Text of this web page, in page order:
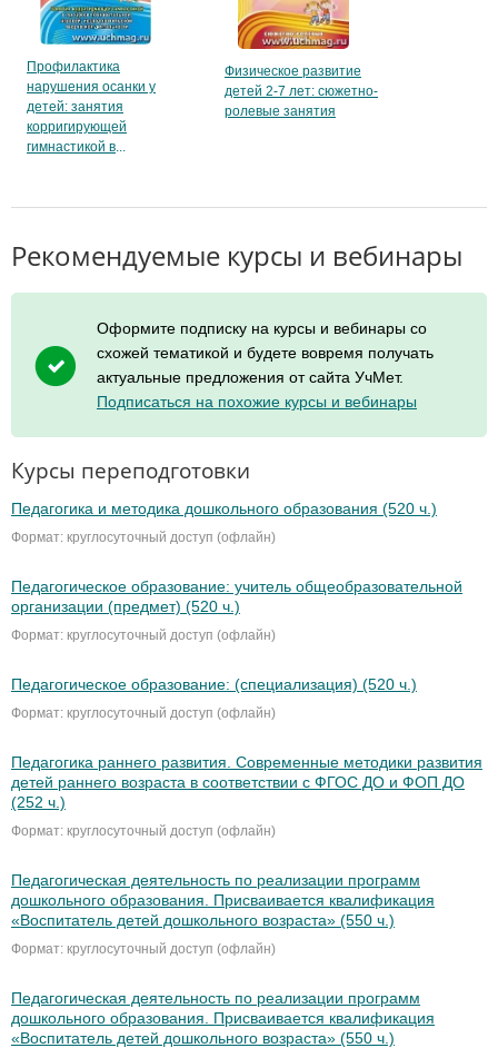
Профилактика
нарушения осанки у
детей: занятия
корригирующей
гимнастикой в
Физическое развитие
детей 2-7 лет: сюжетно-
ролевые занятия
Рекомендуемые курсы и вебинары
Оформите подписку на курсы и вебинары со
схожей тематикой и будете вовремя получать
актуальные предложения от сайта УчМет.
Подписаться на похожие курсы и вебинары
Курсы переподготовки
Педагогика и методика дошкольного образования (520 ч.)
Формат: круглосуточный доступ (офлайн)
Педагогическое образование: учитель общеобразовательной
организации (предмет) (520 ч.)
Формат: круглосуточный доступ (офлайн)
Педагогическое образование: (специализация) (520 ч.)
Формат: круглосуточный доступ (офлайн)
Педагогика раннего развития. Современные методики развития
детей раннего возраста в соответствии с ФГОС ДО и ФОП ДО
(252 ч.)
Формат: круглосуточный доступ (офлайн)
Педагогическая деятельность по реализации программ
дошкольного образования. Присваивается квалификация
«Воспитатель детей дошкольного возраста» (550 ч.)
Формат: круглосуточный доступ (офлайн)
Педагогическая деятельность по реализации программ
дошкольного образования. Присваивается квалификация
«Воспитатель детей дошкольного возраста» (550 ч.)